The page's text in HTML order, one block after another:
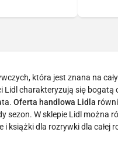
która jest znana na
Lidl charakteryzują się
Oferta handlowa Lidla
sezon. W sklepie Lidl można
książki dla rozrywki dla całej